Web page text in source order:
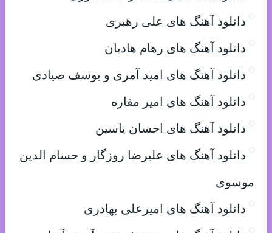
دانلود آهنگ های علی رهبری
دانلود آهنگ های رهام هادیان
دانلود آهنگ های امید آمری و یوسف صیادی
دانلود آهنگ های امیر مقاره
دانلود آهنگ های احسان یاسین
دانلود آهنگ های علیرضا روزگار و حسام الدین
موسوی
دانلود آهنگ های امیرعلی بهادری